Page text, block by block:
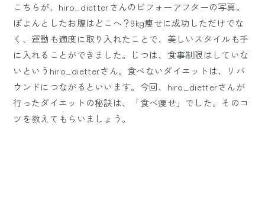
こちらが、hiro_dietterさんのビフォーアフターの写真。
ぽよんとしたお腹はどこへ？9kg痩せに成功しただけでな
く、運動も適度に取り入れたことで、美しいスタイルも手
に入れることができました。じつは、食事制限はしていな
いというhiro_dietterさん。食べないダイエットは、リバ
ウンドにつながるといいます。今回、hiro_dietterさんが
行ったダイエットの秘訣は、「食べ痩せ」でした。そのコ
ツを教えてもらいましょう。